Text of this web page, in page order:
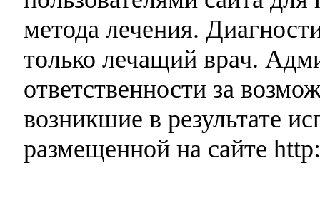
метода лечения.
только лечащий врач.
ответственности за
возникшие в результате
размещенной на сайте